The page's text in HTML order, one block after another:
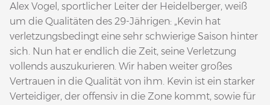
Alex Vogel, sportlicher Leiter der Heidelberger, weiß
um die Qualitäten des 29-Jährigen: „Kevin hat
verletzungsbedingt eine sehr schwierige Saison hinter
sich. Nun hat er endlich die Zeit, seine Verletzung
vollends auszukurieren. Wir haben weiter großes
Vertrauen in die Qualität von ihm. Kevin ist ein starker
Verteidiger, der offensiv in die Zone kommt, sowie für